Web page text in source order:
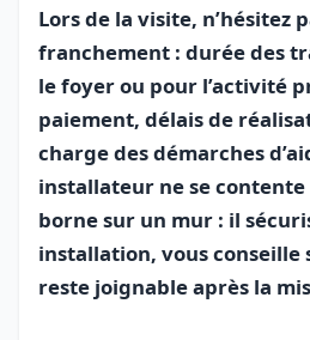
Lors de la visite, n’hésitez
franchement : durée des
le foyer ou pour l’activité
paiement, délais de
charge des démarches
installateur ne se contente
borne sur un mur : il
installation, vous conseille
reste joignable après la